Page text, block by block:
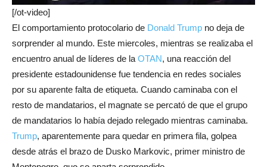
[/ot-video]
El comportamiento protocolario de Donald Trump no deja de
sorprender al mundo. Este miercoles, mientras se realizaba el
encuentro anual de líderes de la OTAN, una reacción del
presidente estadounidense fue tendencia en redes sociales
por su aparente falta de etiqueta. Cuando caminaba con el
resto de mandatarios, el magnate se percató de que el grupo
de mandatarios lo había dejado relegado mientras caminaba.
Trump, aparentemente para quedar en primera fila, golpea
desde atrás el brazo de Dusko Markovic, primer ministro de